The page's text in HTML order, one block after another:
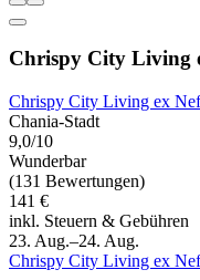
Chrispy City Living
Chrispy City Living ex
Chania-Stadt
9,0/10
Wunderbar
(131 Bewertungen)
141 €
inkl. Steuern & Gebühren
23. Aug.–24. Aug.
Chrispy City Living ex